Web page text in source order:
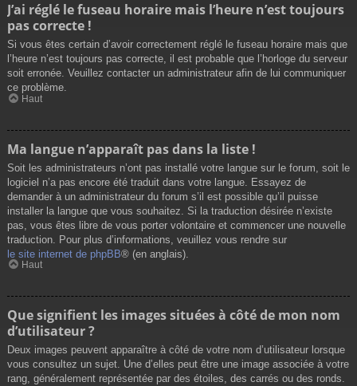
J’ai réglé le fuseau horaire mais l’heure n’est toujours
pas correcte !
Si vous êtes certain d’avoir correctement réglé le fuseau horaire mais que
l’heure n’est toujours pas correcte, il est probable que l’horloge du serveur
soit erronée. Veuillez contacter un administrateur afin de lui communiquer
ce problème.
Haut
Ma langue n’apparaît pas dans la liste !
Soit les administrateurs n’ont pas installé votre langue sur le forum, soit le
logiciel n’a pas encore été traduit dans votre langue. Essayez de
demander à un administrateur du forum s’il est possible qu’il puisse
installer la langue que vous souhaitez. Si la traduction désirée n’existe
pas, vous êtes libre de vous porter volontaire et commencer une nouvelle
traduction. Pour plus d’informations, veuillez vous rendre sur
le site internet de phpBB® (en anglais).
Haut
Que signifient les images situées à côté de mon nom
d’utilisateur ?
Deux images peuvent apparaître à côté de votre nom d’utilisateur lorsque
vous consultez un sujet. Une d’elles peut être une image associée à votre
rang, généralement représentée par des étoiles, des carrés ou des ronds.